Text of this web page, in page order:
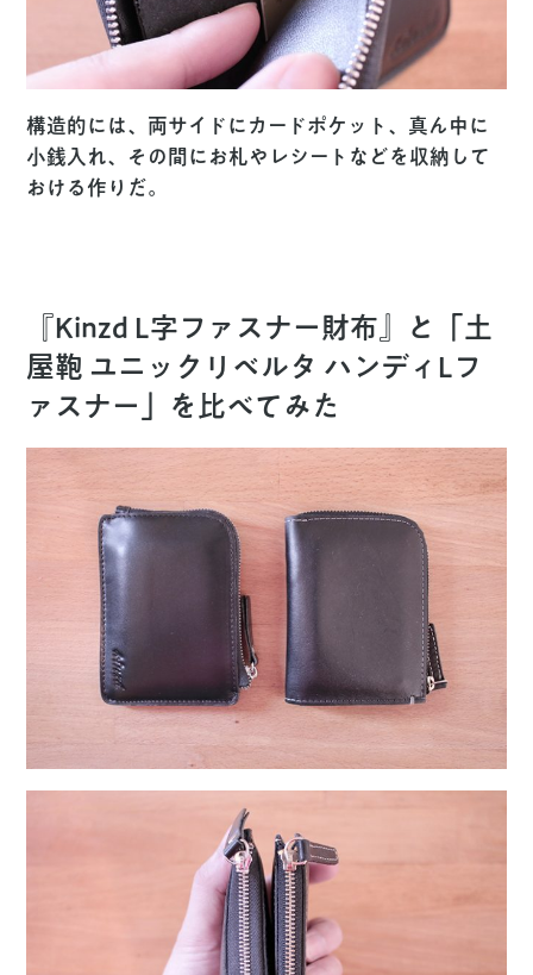
構造的には、両サイドにカードポケット、真ん中に
小銭入れ、その間にお札やレシートなどを収納して
おける作りだ。
『Kinzd L字ファスナー財布』と「土
屋鞄 ユニックリベルタ ハンディLフ
ァスナー」を比べてみた